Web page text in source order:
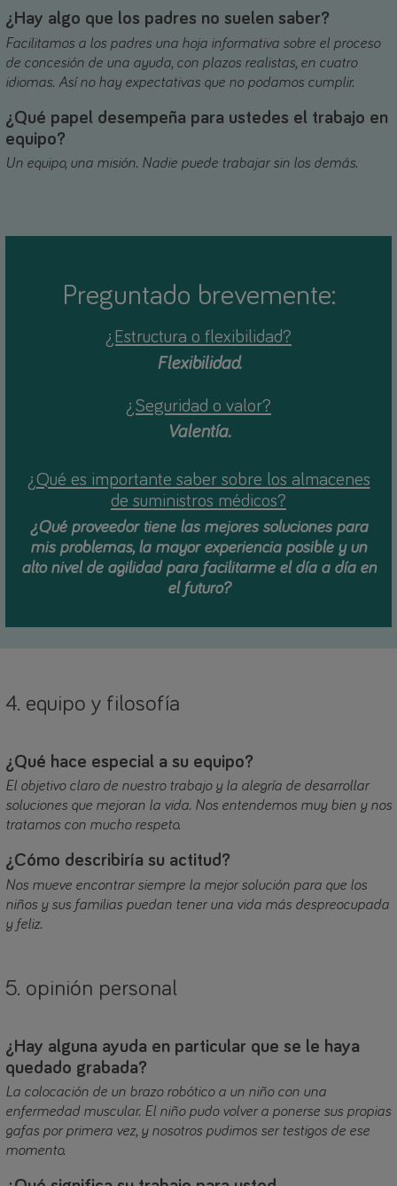
¿Hay algo que los padres no suelen saber?
Facilitamos a los padres una hoja informativa sobre el proceso
de concesión de una ayuda, con plazos realistas, en cuatro
idiomas. Así no hay expectativas que no podamos cumplir.
¿Qué papel desempeña para ustedes el trabajo en
equipo?
Un equipo, una misión. Nadie puede trabajar sin los demás.
Preguntado brevemente:
¿Estructura o flexibilidad?
Flexibilidad.
¿Seguridad o valor?
Valentía.
¿Qué es importante saber sobre los almacenes
de suministros médicos?
¿Qué proveedor tiene las mejores soluciones para
mis problemas, la mayor experiencia posible y un
alto nivel de agilidad para facilitarme el día a día en
el futuro?
4. equipo y filosofía
¿Qué hace especial a su equipo?
El objetivo claro de nuestro trabajo y la alegría de desarrollar
soluciones que mejoran la vida. Nos entendemos muy bien y nos
tratamos con mucho respeto.
¿Cómo describiría su actitud?
Nos mueve encontrar siempre la mejor solución para que los
niños y sus familias puedan tener una vida más despreocupada
y feliz.
5. opinión personal
¿Hay alguna ayuda en particular que se le haya
quedado grabada?
La colocación de un brazo robótico a un niño con una
enfermedad muscular. El niño pudo volver a ponerse sus propias
gafas por primera vez, y nosotros pudimos ser testigos de ese
momento.